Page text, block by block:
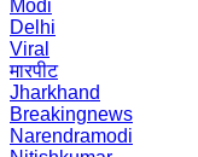
Modi
Delhi
Viral
मारपीट
Jharkhand
Breakingnews
Narendramodi